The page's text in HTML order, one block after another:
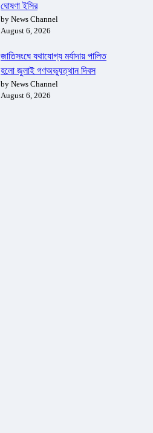
ঘোষণা ইসির
by News Channel
August 6, 2026
জাতিসংঘে যথাযোগ্য মর্যাদায় পালিত
হলো জুলাই গণঅভ্যুত্থান দিবস
by News Channel
August 6, 2026